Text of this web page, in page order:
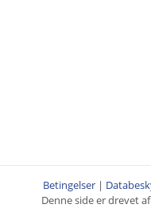
Betingelser |
Denne side er drevet af